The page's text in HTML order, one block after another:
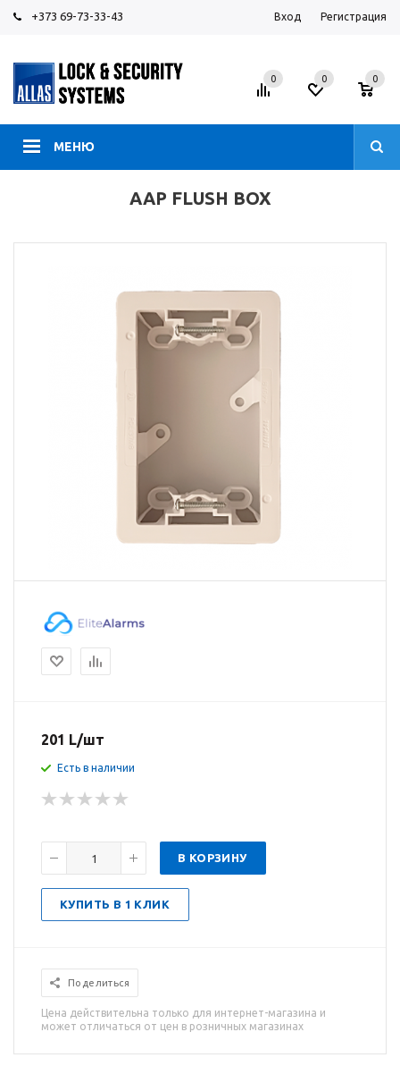
+373 69-73-33-43 Вход Регистрация
МЕНЮ
0 0 0
AAP FLUSH BOX
201 L/шт
Есть в наличии
В КОРЗИНУ
КУПИТЬ В 1 КЛИК
Поделиться
Цена действительна только для интернет-магазина и
может отличаться от цен в розничных магазинах